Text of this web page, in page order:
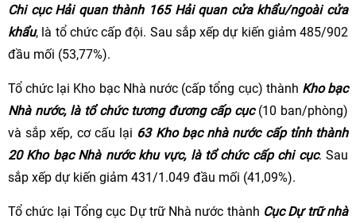
Chi cục Hải quan thành 165 Hải quan cửa khẩu/ngoài cửa
khẩu, là tổ chức cấp đội. Sau sắp xếp dự kiến giảm 485/902
đầu mối (53,77%).
Tổ chức lại Kho bạc Nhà nước (cấp tổng cục) thành Kho bạc
Nhà nước, là tổ chức tương đương cấp cục(10 ban/phòng)
và sắp xếp, cơ cấu lại 63 Kho bạc nhà nước cấp tỉnh thành
20 Kho bạc Nhà nước khu vực, là tổ chức cấp chi cục. Sau
sắp xếp dự kiến giảm 431/1.049 đầu mối (41,09%).
Tổ chức lại Tổng cục Dự trữ Nhà nước thành Cục Dự trữ nhà